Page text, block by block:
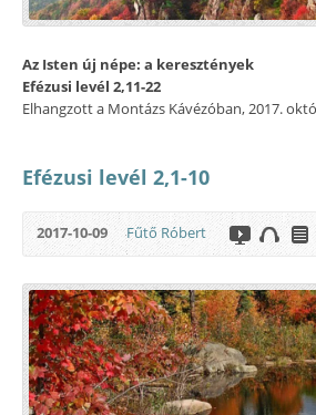
Az Isten új népe: a keresztények
Efézusi levél 2,11-22
Elhangzott a Montázs Kávézóban, 2017.
Efézusi levél 2,1-10
2017-10-09 Fűtő Róbert